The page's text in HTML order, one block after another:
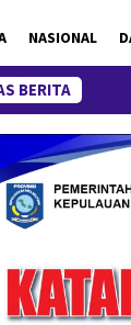
NASIONAL
BERITAHarga